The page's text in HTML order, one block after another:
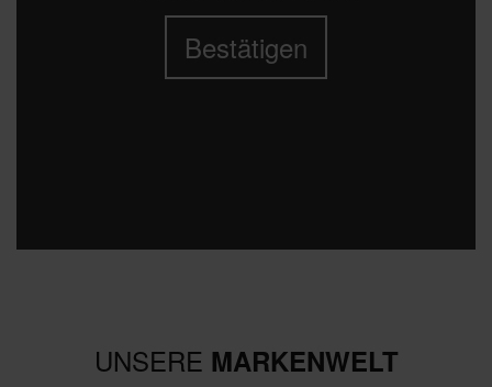
Bestätigen
UNSERE MARKENWELT